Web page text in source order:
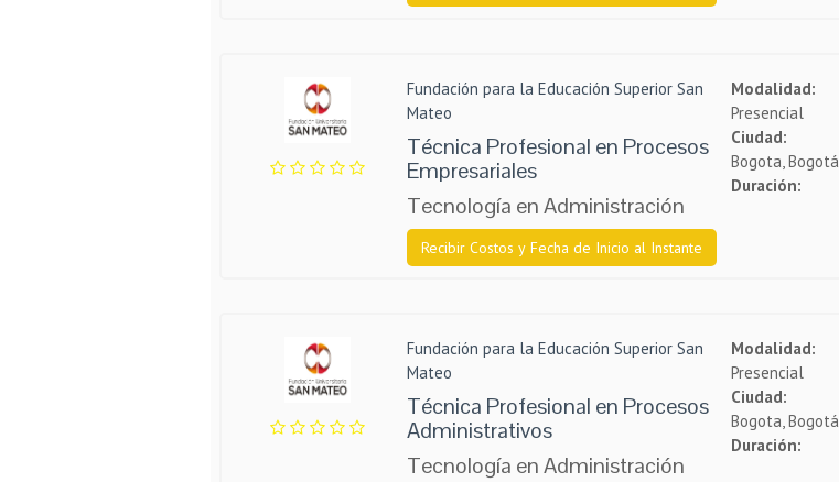
Fundación para la Educación Superior San
Mateo
Técnica Profesional en Procesos
Empresariales
Tecnología en Administración
Recibir Costos y Fecha de Inicio al Instante
Modalidad:
Presencial
Ciudad:
Bogota, Bogotá
Duración:
Fundación para la Educación Superior San
Mateo
Técnica Profesional en Procesos
Administrativos
Tecnología en Administración
Modalidad:
Presencial
Ciudad:
Bogota, Bogotá
Duración: